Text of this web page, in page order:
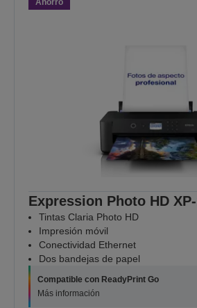
Expression Photo HD
Tintas Claria Photo HD
Impresión móvil
Conectividad Ethernet
Dos bandejas de papel
Compatible con ReadyPrint Go
Más información